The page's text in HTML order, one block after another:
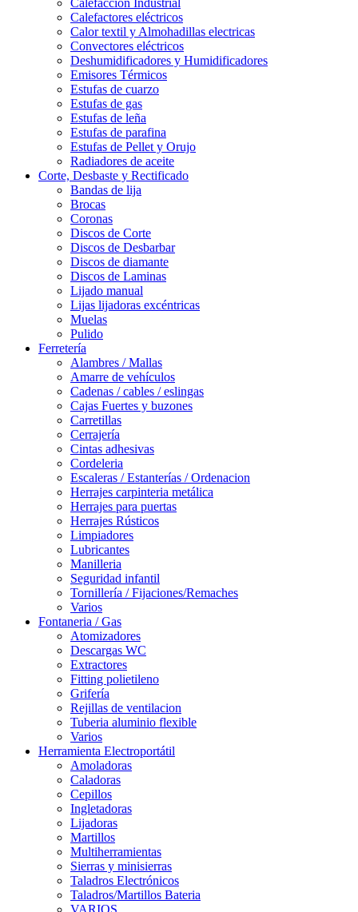
Calefaccion Industrial
Calefactores eléctricos
Calor textil y Almohadillas electricas
Convectores eléctricos
Deshumidificadores y Humidificadores
Emisores Térmicos
Estufas de cuarzo
Estufas de gas
Estufas de leña
Estufas de parafina
Estufas de Pellet y Orujo
Radiadores de aceite
Corte, Desbaste y Rectificado
Bandas de lija
Brocas
Coronas
Discos de Corte
Discos de Desbarbar
Discos de diamante
Discos de Laminas
Lijado manual
Lijas lijadoras excéntricas
Muelas
Pulido
Ferretería
Alambres / Mallas
Amarre de vehículos
Cadenas / cables / eslingas
Cajas Fuertes y buzones
Carretillas
Cerrajería
Cintas adhesivas
Cordeleria
Escaleras / Estanterías / Ordenacion
Herrajes carpinteria metálica
Herrajes para puertas
Herrajes Rústicos
Limpiadores
Lubricantes
Manilleria
Seguridad infantil
Tornillería / Fijaciones/Remaches
Varios
Fontaneria / Gas
Atomizadores
Descargas WC
Extractores
Fitting polietileno
Grifería
Rejillas de ventilacion
Tuberia aluminio flexible
Varios
Herramienta Electroportátil
Amoladoras
Caladoras
Cepillos
Ingletadoras
Lijadoras
Martillos
Multiherramientas
Sierras y minisierras
Taladros Electrónicos
Taladros/Martillos Bateria